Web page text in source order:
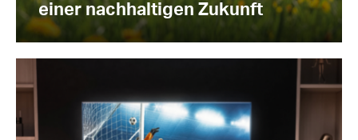
einer nachhaltigen Zukunft